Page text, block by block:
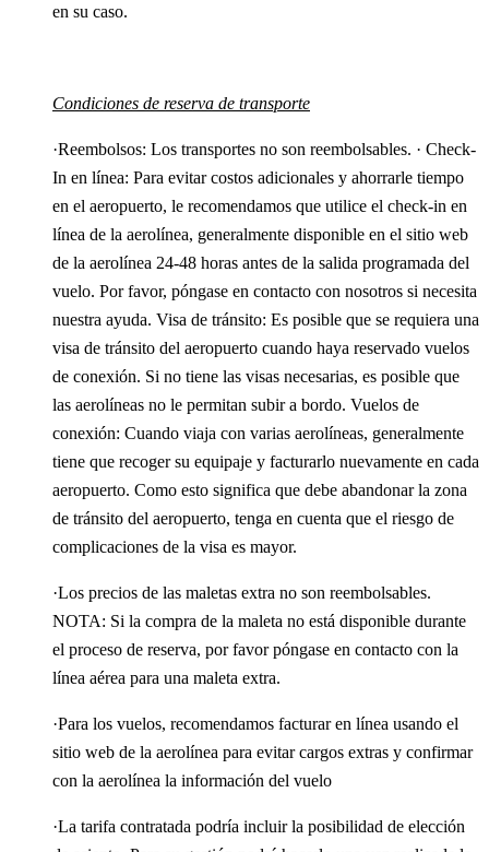
en su caso.
Condiciones de reserva de transporte
·Reembolsos: Los transportes no son reembolsables. · Check-
In en línea: Para evitar costos adicionales y ahorrarle tiempo
en el aeropuerto, le recomendamos que utilice el check-in en
línea de la aerolínea, generalmente disponible en el sitio web
de la aerolínea 24-48 horas antes de la salida programada del
vuelo. Por favor, póngase en contacto con nosotros si necesita
nuestra ayuda. Visa de tránsito: Es posible que se requiera una
visa de tránsito del aeropuerto cuando haya reservado vuelos
de conexión. Si no tiene las visas necesarias, es posible que
las aerolíneas no le permitan subir a bordo. Vuelos de
conexión: Cuando viaja con varias aerolíneas, generalmente
tiene que recoger su equipaje y facturarlo nuevamente en cada
aeropuerto. Como esto significa que debe abandonar la zona
de tránsito del aeropuerto, tenga en cuenta que el riesgo de
complicaciones de la visa es mayor.
·Los precios de las maletas extra no son reembolsables.
NOTA: Si la compra de la maleta no está disponible durante
el proceso de reserva, por favor póngase en contacto con la
línea aérea para una maleta extra.
·Para los vuelos, recomendamos facturar en línea usando el
sitio web de la aerolínea para evitar cargos extras y confirmar
con la aerolínea la información del vuelo
·La tarifa contratada podría incluir la posibilidad de elección